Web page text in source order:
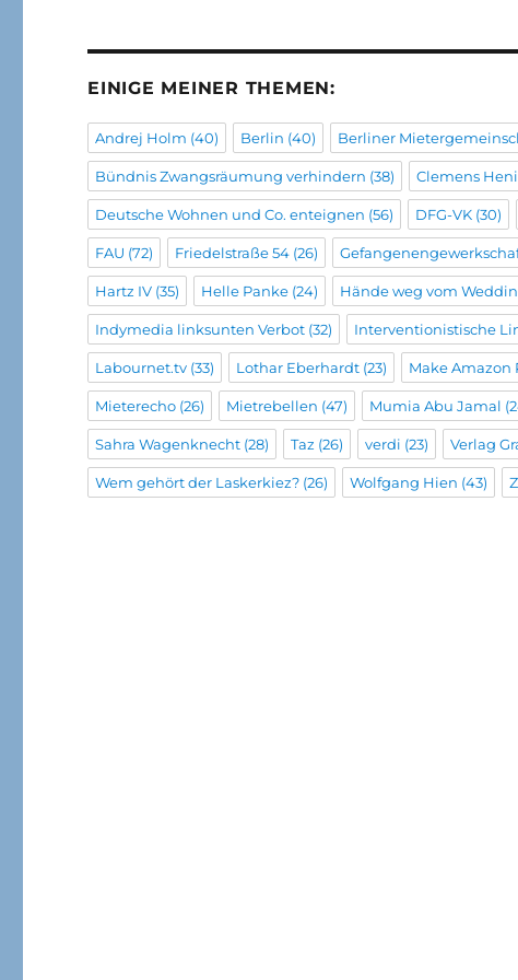
EINIGE MEINER THEMEN:
Andrej Holm (40) Berlin (40) Berliner
Bündnis Zwangsräumung verhindern (38) Clemens Heni
Deutsche Wohnen und Co. enteignen (56) DFG-VK (30)
FAU (72) Friedelstraße 54 (26)
Hartz IV (35) Helle Panke (24) Hände weg vom
Indymedia linksunten Verbot (32) Interventionistische
Labournet.tv (33) Lothar Eberhardt (23) Make Amazon
Mieterecho (26) Mietrebellen (47) Mumia Abu Jamal
Sahra Wagenknecht (28) Taz (26) verdi (23) Verlag
Wem gehört der Laskerkiez? (26) Wolfgang Hien (43)